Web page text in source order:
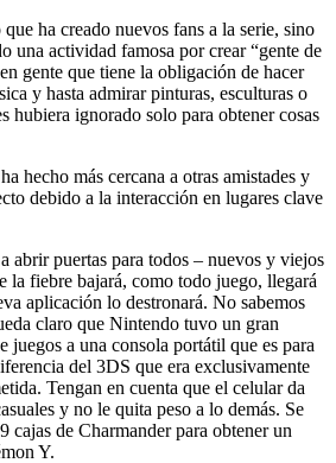
ha creado nuevos fans a la serie, sino
una actividad famosa por crear “gente de
gente que tiene la obligación de hacer
y hasta admirar pinturas, esculturas o
hubiera ignorado solo para obtener cosas
hecho más cercana a otras amistades y
debido a la interacción en lugares clave
abrir puertas para todos – nuevos y viejos
la fiebre bajará, como todo juego, llegará
aplicación lo destronará. No sabemos
claro que Nintendo tuvo un gran
juegos a una consola portátil que es para
del 3DS que era exclusivamente
Tengan en cuenta que el celular da
y no le quita peso a lo demás. Se
cajas de Charmander para obtener un
Y.